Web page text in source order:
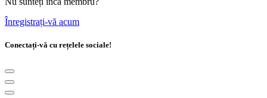
Înregistrați-vă acum
Conectați-vă cu rețelele sociale!